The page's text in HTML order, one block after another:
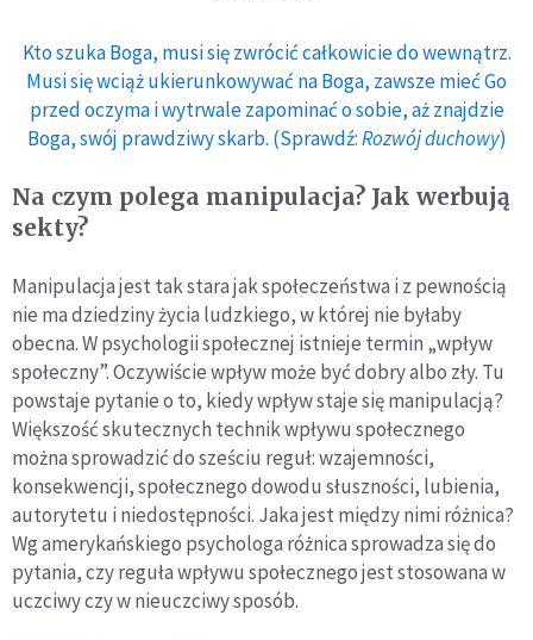
Kto szuka Boga, musi się zwrócić całkowicie do wewnątrz.
Musi się wciąż ukierunkowywać na Boga, zawsze mieć Go
przed oczyma i wytrwale zapominać o sobie, aż znajdzie
Boga, swój prawdziwy skarb. (Sprawdź:Rozwój duchowy)
Na czym polega manipulacja? Jak werbują
sekty?
Manipulacja jest tak stara jak społeczeństwa i z pewnością
nie ma dziedziny życia ludzkiego, w której nie byłaby
obecna. W psychologii społecznej istnieje termin „wpływ
społeczny”. Oczywiście wpływ może być dobry albo zły. Tu
powstaje pytanie o to, kiedy wpływ staje się manipulacją?
Większość skutecznych technik wpływu społecznego
można sprowadzić do sześciu reguł: wzajemności,
konsekwencji, społecznego dowodu słuszności, lubienia,
autorytetu i niedostępności. Jaka jest między nimi różnica?
Wg amerykańskiego psychologa różnica sprowadza się do
pytania, czy reguła wpływu społecznego jest stosowana w
uczciwy czy w nieuczciwy sposób.